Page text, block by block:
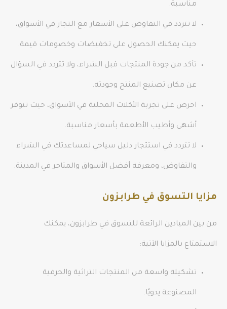
مناسبة.
لا تتردد في التفاوض على الأسعار مع التجار في الأسواق،
حيث يمكنك الحصول على تخفيضات وخصومات قيمة.
تأكد من جودة المنتجات قبل الشراء، ولا تتردد في السؤال
عن مكان تصنيع المنتج وجودته.
احرص على تجربة الأكلات المحلية في الأسواق، حيث تتوفر
أشهى وأطيب الأطعمة بأسعار مناسبة.
لا تتردد في استئجار دليل سياحي لمساعدتك في الشراء
والتفاوض، ومعرفة أفضل الأسواق والمتاجر في المدينة.
مزايا التسوق في طرابزون
من بين الميادين الرائعة للتسوق في طرابزون، يمكنك
الاستمتاع بالمزايا الآتية:
تشكيلة واسعة من المنتجات التراثية والحرفية
المصنوعة يدويًا.